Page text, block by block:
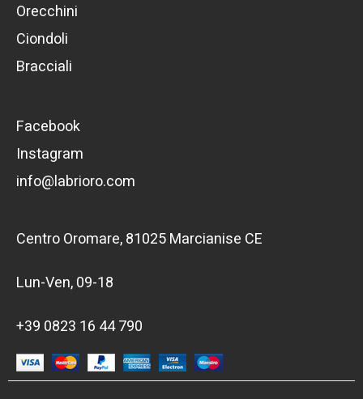
Orecchini
Ciondoli
Bracciali
Facebook
Instagram
info@labrioro.com
Centro Oromare, 81025 Marcianise CE
Lun-Ven, 09-18
+39 0823 16 44 790